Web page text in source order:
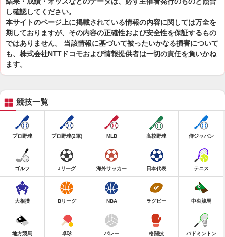
し確認してください。
本サイトのページ上に掲載されている情報の内容に関しては万全を
期しておりますが、その内容の正確性および安全性を保証するもの
ではありません。 当該情報に基づいて被ったいかなる損害について
も、株式会社NTTドコモおよび情報提供者は一切の責任を負いかね
ます。
競技一覧
プロ野球 プロ野球(2軍) MLB 高校野球 侍ジャパン
ゴルフ Jリーグ 海外サッカー 日本代表 テニス
大相撲 Bリーグ NBA ラグビー 中央競馬
地方競馬 卓球 バレー 格闘技 バドミントン